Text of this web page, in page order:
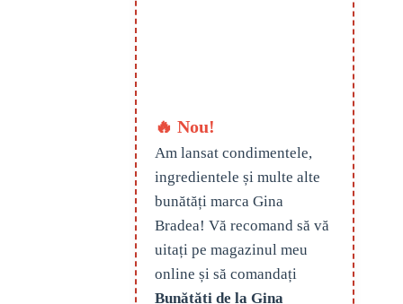
🔥 Nou!
Am lansat condimentele,
ingredientele și multe alte
bunătăți marca Gina
Bradea! Vă recomand să vă
uitați pe magazinul meu
online și să comandați
Bunătăți de la Gina